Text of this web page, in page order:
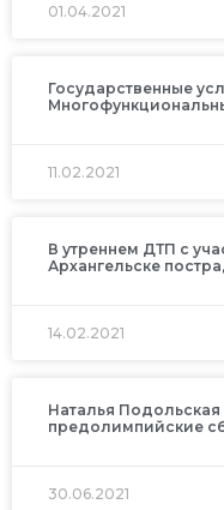
01.04.2021
Государственные
11.02.2021
В утреннем ДТП с
Архангельске
14.02.2021
Наталья Подольская
предолимпийские
30.06.2021